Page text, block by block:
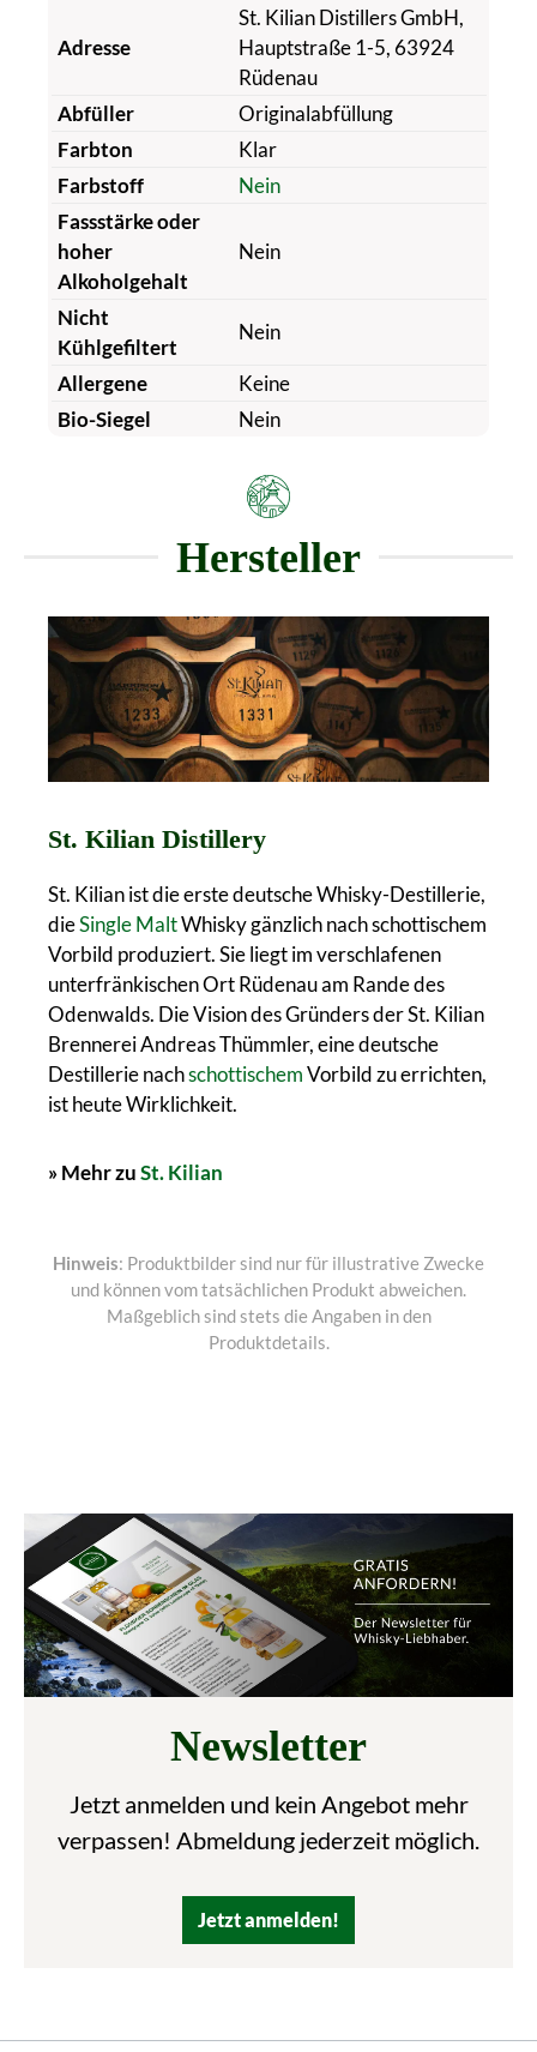
Adresse
St. Kilian Distillers GmbH,
Hauptstraße 1-5, 63924
Rüdenau
Abfüller
Originalabfüllung
Farbton
Klar
Farbstoff
Nein
Fassstärke oder
hoher
Alkoholgehalt
Nein
Nicht
Kühlgefiltert
Nein
Allergene
Keine
Bio-Siegel
Nein
Hersteller
St. Kilian Distillery
St. Kilian ist die erste deutsche Whisky-Destillerie,
dieSingle MaltWhisky gänzlich nach schottischem
Vorbild produziert. Sie liegt im verschlafenen
unterfränkischen Ort Rüdenau am Rande des
Odenwalds. Die Vision des Gründers der St. Kilian
Brennerei Andreas Thümmler, eine deutsche
Destillerie nachschottischemVorbild zu errichten,
ist heute Wirklichkeit.
» Mehr zuSt. Kilian
Hinweis: Produktbilder sind nur für illustrative Zwecke
und können vom tatsächlichen Produkt abweichen.
Maßgeblich sind stets die Angaben in den
Produktdetails.
Newsletter
Jetzt anmelden und kein Angebot mehr
verpassen! Abmeldung jederzeit möglich.
Jetzt anmelden!